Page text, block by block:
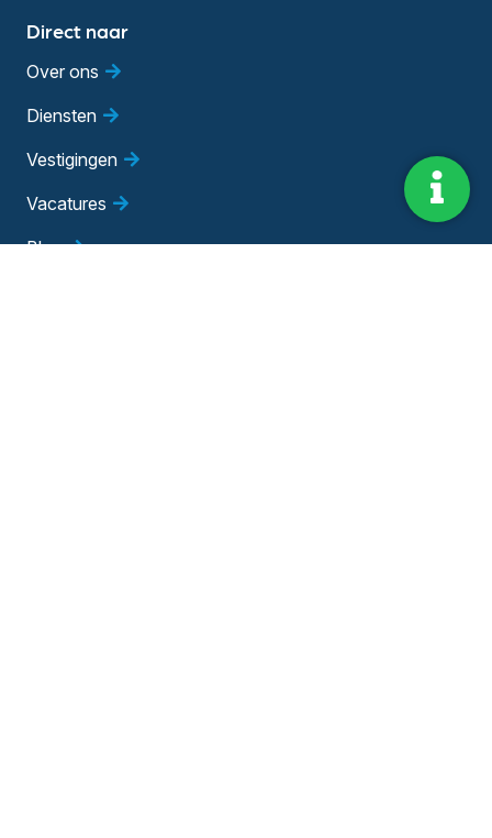
Direct naar
Over ons
Diensten
Vestigingen
Vacatures
Blog